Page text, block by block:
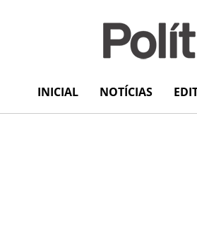
INICIAL NOTÍCIAS